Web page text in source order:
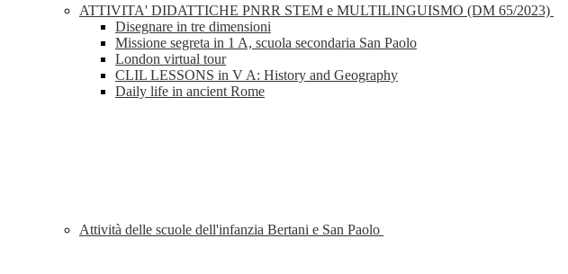
ATTIVITA' DIDATTICHE PNRR STEM e MULTILINGUISMO (DM 65/2023)
Disegnare in tre dimensioni
Missione segreta in 1 A, scuola secondaria San Paolo
London virtual tour
CLIL LESSONS in V A: History and Geography
Daily life in ancient Rome
Attività delle scuole dell'infanzia Bertani e San Paolo